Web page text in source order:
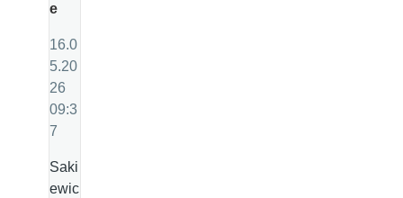
e
16.0
5.20
26
09:3
7
Saki
ewic